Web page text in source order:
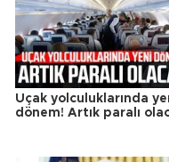
Uçak yolculuklarında
dönem! Artık paralı